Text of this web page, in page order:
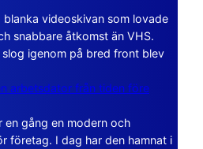
blanka videoskivan som lovade
snabbare åtkomst än VHS.
igenom på bred front blev
arbetsdator från tiden före
en gång en modern och
företag. I dag har den hamnat i